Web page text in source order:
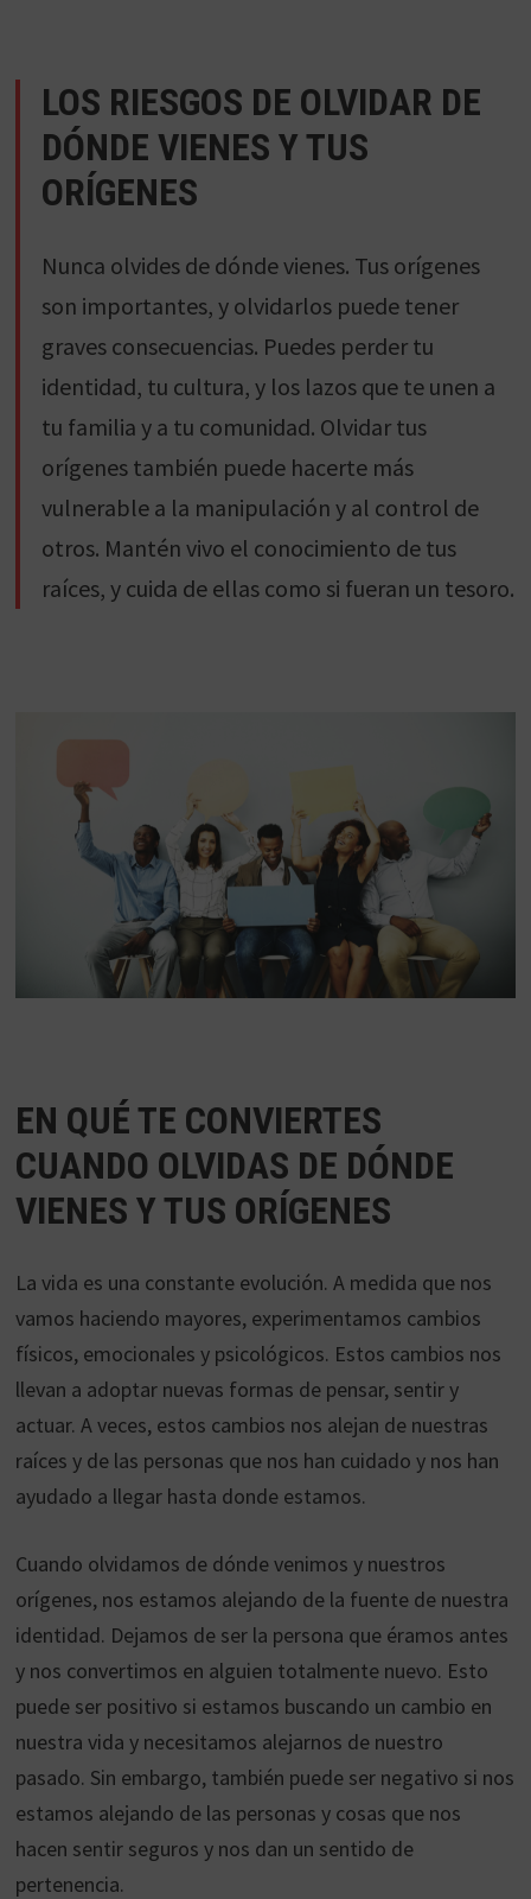
LOS RIESGOS DE OLVIDAR DE
DÓNDE VIENES Y TUS
ORÍGENES
Nunca olvides de dónde vienes. Tus orígenes
son importantes, y olvidarlos puede tener
graves consecuencias. Puedes perder tu
identidad, tu cultura, y los lazos que te unen a
tu familia y a tu comunidad. Olvidar tus
orígenes también puede hacerte más
vulnerable a la manipulación y al control de
otros. Mantén vivo el conocimiento de tus
raíces, y cuida de ellas como si fueran un tesoro.
EN QUÉ TE CONVIERTES
CUANDO OLVIDAS DE DÓNDE
VIENES Y TUS ORÍGENES
La vida es una constante evolución. A medida que nos
vamos haciendo mayores, experimentamos cambios
físicos, emocionales y psicológicos. Estos cambios nos
llevan a adoptar nuevas formas de pensar, sentir y
actuar. A veces, estos cambios nos alejan de nuestras
raíces y de las personas que nos han cuidado y nos han
ayudado a llegar hasta donde estamos.
Cuando olvidamos de dónde venimos y nuestros
orígenes, nos estamos alejando de la fuente de nuestra
identidad. Dejamos de ser la persona que éramos antes
y nos convertimos en alguien totalmente nuevo. Esto
puede ser positivo si estamos buscando un cambio en
nuestra vida y necesitamos alejarnos de nuestro
pasado. Sin embargo, también puede ser negativo si nos
estamos alejando de las personas y cosas que nos
hacen sentir seguros y nos dan un sentido de
pertenencia.